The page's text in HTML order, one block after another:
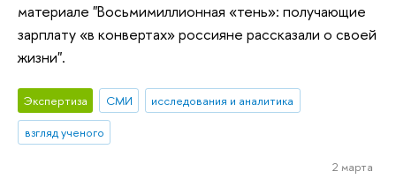
материале "Восьмимиллионная «тень»: получающие
зарплату «в конвертах» россияне рассказали о своей
жизни".
Экспертиза СМИ
исследования и аналитика
взгляд ученого
2 марта